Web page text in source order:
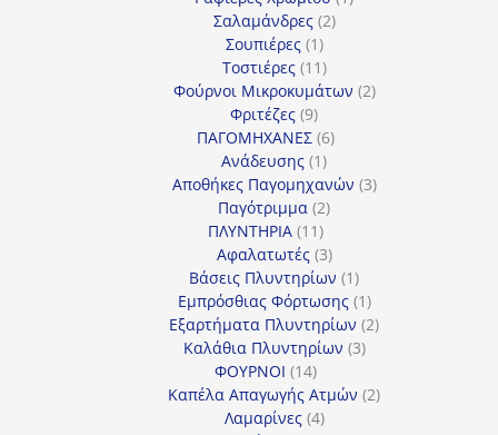
Σαλαμάνδρες 22
Σουπιέρες 11
προϊόν
Τοστιέρες 1111
προϊόντα
Φούρνοι Μικροκυμάτων 22
Φριτέζες 99
προϊόντα
ΠΑΓΟΜΗΧΑΝΕΣ 66
Ανάδευσης 11
προϊόν
Αποθήκες Παγομηχανών 33
Παγότριμμα 22
ΠΛΥΝΤΗΡΙΑ 1111
προϊόντα
Αφαλατωτές 33
προϊόντα
Βάσεις Πλυντηρίων 11
προϊόν
Εμπρόσθιας Φόρτωσης 11
προϊόν
Εξαρτήματα Πλυντηρίων 22
Καλάθια Πλυντηρίων 33
ΦΟΥΡΝΟΙ 1414
προϊόντα
Καπέλα Απαγωγής Ατμών 22
Λαμαρίνες 44